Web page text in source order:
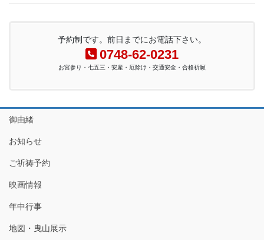
予約制です。前日までにお電話下さい。
0748-62-0231
お宮参り・七五三・安産・厄除け・交通安全・合格祈願
御由緒
お知らせ
ご祈祷予約
映画情報
年中行事
地図・曳山展示